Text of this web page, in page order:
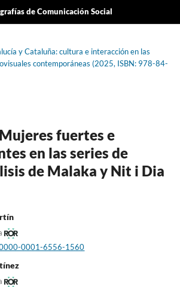
de Comunicación Social
y Cataluña: cultura e interacción en las
contemporáneas (2025, ISBN: 978-84-
fuertes e
en las series de
de Malaka y Nit i Dia
0001-6556-1560